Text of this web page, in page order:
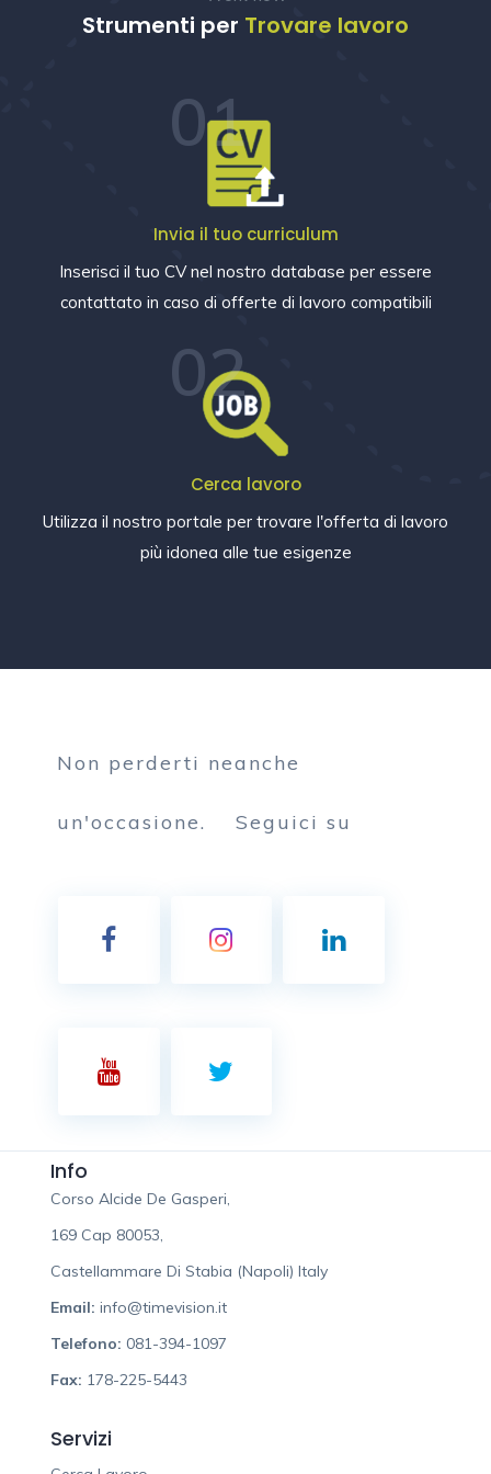
Strumenti per Trovare lavoro
01
Invia il tuo curriculum
Inserisci il tuo CV nel nostro database per essere
contattato in caso di offerte di lavoro compatibili
02
Cerca lavoro
Utilizza il nostro portale per trovare l'offerta di lavoro
più idonea alle tue esigenze
Non perderti neanche
un'occasione. Seguici su
Info
Corso Alcide De Gasperi,
169 Cap 80053,
Castellammare Di Stabia (Napoli) Italy
Email: info@timevision.it
Telefono: 081-394-1097
Fax: 178-225-5443
Servizi